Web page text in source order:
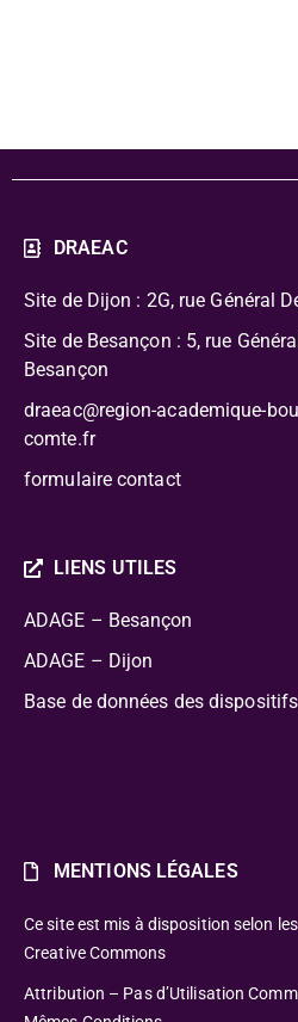
DRAEAC
Site de Dijon : 2G, rue Général
Site de Besançon : 5, rue
Besançon
draeac@region-academique-
comte.fr
formulaire contact
LIENS UTILES
ADAGE – Besançon
ADAGE – Dijon
Base de données des
MENTIONS LÉGALES
Ce site est mis à disposition selon
Creative Commons
Attribution – Pas d’Utilisation